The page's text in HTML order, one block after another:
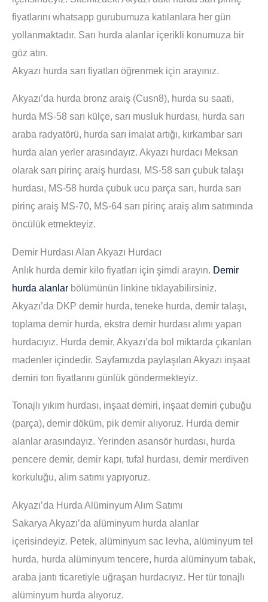
fiyatlarını whatsapp gurubumuza katılanlara her gün
yollanmaktadır. Sarı hurda alanlar içerikli konumuza bir
göz atın.
Akyazı hurda sarı fiyatları öğrenmek için arayınız.
Akyazı’da hurda bronz araiş (Cusn8), hurda su saati,
hurda MS-58 sarı külçe, sarı musluk hurdası, hurda sarı
araba radyatörü, hurda sarı imalat artığı, kırkambar sarı
hurda alan yerler arasındayız. Akyazı hurdacı Meksan
olarak sarı pirinç araiş hurdası, MS-58 sarı çubuk talaşı
hurdası, MS-58 hurda çubuk ucu parça sarı, hurda sarı
pirinç araiş MS-70, MS-64 sarı pirinç araiş alım satımında
öncülük etmekteyiz.
Demir Hurdası Alan Akyazı Hurdacı
Anlık hurda demir kilo fiyatları için şimdi arayın. Demir
hurda alanlar bölümünün linkine tıklayabilirsiniz.
Akyazı’da DKP demir hurda, teneke hurda, demir talaşı,
toplama demir hurda, ekstra demir hurdası alımı yapan
hurdacıyız. Hurda demir, Akyazı’da bol miktarda çıkarılan
madenler içindedir. Sayfamızda paylaşılan Akyazı inşaat
demiri ton fiyatlarını günlük göndermekteyiz.
Tonajlı yıkım hurdası, inşaat demiri, inşaat demiri çubuğu
(parça), demir döküm, pik demir alıyoruz. Hurda demir
alanlar arasındayız. Yerinden asansör hurdası, hurda
pencere demir, demir kapı, tufal hurdası, demir merdiven
korkuluğu, alım satımı yapıyoruz.
Akyazı’da Hurda Alüminyum Alım Satımı
Sakarya Akyazı’da alüminyum hurda alanlar
içerisindeyiz. Petek, alüminyum sac levha, alüminyum tel
hurda, hurda alüminyum tencere, hurda alüminyum tabak,
araba jantı ticaretiyle uğraşan hurdacıyız. Her tür tonajlı
alüminyum hurda alıyoruz.